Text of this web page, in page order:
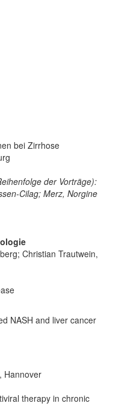
bei Zirrhose
der Vorträge):
Cilag; Merz, Norgine
Christian Trautwein,
NASH and liver cancer
Hannover
therapy in chronic